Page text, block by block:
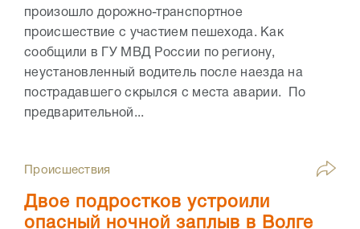
произошло дорожно-транспортное
происшествие с участием пешехода. Как
сообщили в ГУ МВД России по региону,
неустановленный водитель после наезда на
пострадавшего скрылся с места аварии. По
предварительной...
Происшествия
Двое подростков устроили
опасный ночной заплыв в Волге